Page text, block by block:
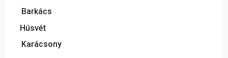
Barkács
Húsvét
Karácsony